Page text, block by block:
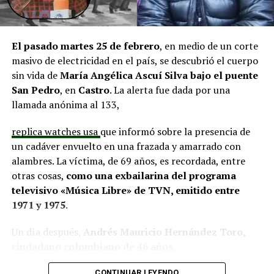
El alcalde de Quemchi, Javier Ugarte, expresó una
situación similar, señalando que en su comuna tienen
proyectos elegibles tanto en PMU como en PMB, pero
que hasta la fecha no han recibido respuesta clara sobre
si se entregarán los recursos.“Preocupa esta situación,
estos son proyectos que vienen trabajándose desde
hace tiempo y que hoy están en riesgo por la falta de
En la comuna deCuraco de Vélez, la alcaldesa Javiera
Yáñezindicó que históricamente la Subdere ha apoyado
a los municipios en diversos proyectos y que confía en
que durante el año se asignen nuevos recursos, aunque
reconoció una disminución evidente en comparación
ha presentado iniciativas por más de 200 millones de
a los esfuerzos, los fondos aún no han llegado,
El pasado martes 25 de febrero, en medio de un corte
masivo de electricidad en el país, se descubrió el cuerpo
sin vida deMaría Angélica Ascuí Silvabajo el puente
San Pedro, en Castro. La alerta fue dada por una
llamada anónima al 133,
replica watches usa que informó sobre la presencia de
un cadáver envuelto en una frazada y amarrado con
alambres. La víctima, de 69 años, es recordada, entre
otras cosas, como una exbailarina del programa
televisivo «Música Libre» de TVN, emitido entre
1971 y 1975.
Un día después,
Andrés Mauricio Hernández Toro,